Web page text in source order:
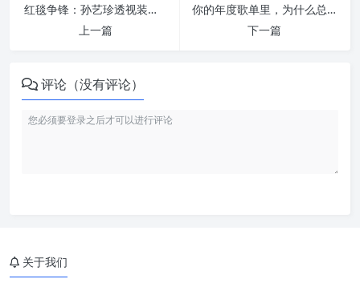
红毯争锋：孙艺珍透视装惊艳威尼斯，李秉宪为何说朴赞郁新作最商业？
上一篇
你的年度歌单里，为什么总有那几首老歌？解密“青春BGM”背后的脑科学
下一篇
评论（没有评论）
关于我们